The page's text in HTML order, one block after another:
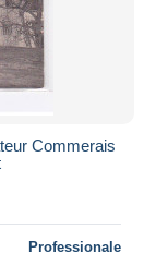
Commerais
Professionale